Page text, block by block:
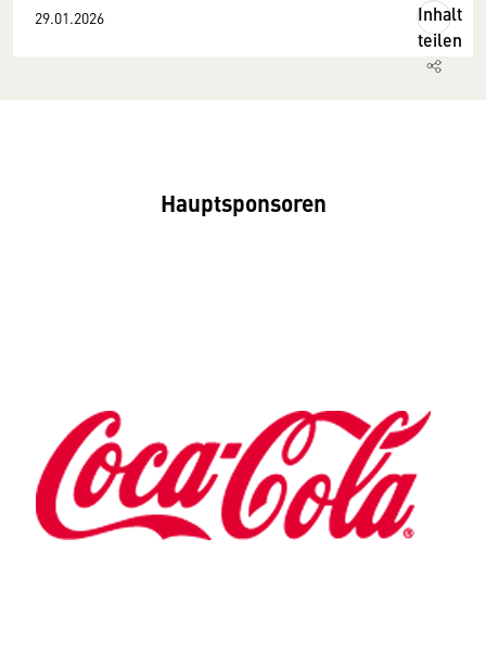
29.01.2026
Inhalt
teilen
Hauptsponsoren